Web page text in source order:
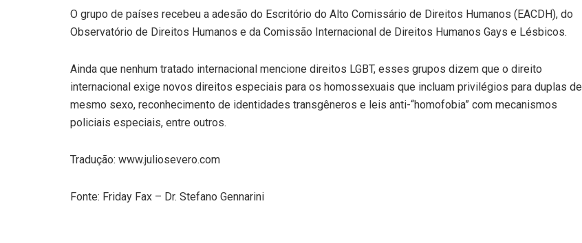
O grupo de países recebeu a adesão do Escritório do Alto Comissário de Direitos Humanos (EACDH), do
Observatório de Direitos Humanos e da Comissão Internacional de Direitos Humanos Gays e Lésbicos.
Ainda que nenhum tratado internacional mencione direitos LGBT, esses grupos dizem que o direito
internacional exige novos direitos especiais para os homossexuais que incluam privilégios para duplas de
mesmo sexo, reconhecimento de identidades transgêneros e leis anti-“homofobia” com mecanismos
policiais especiais, entre outros.
Tradução: www.juliosevero.com
Fonte: Friday Fax – Dr. Stefano Gennarini